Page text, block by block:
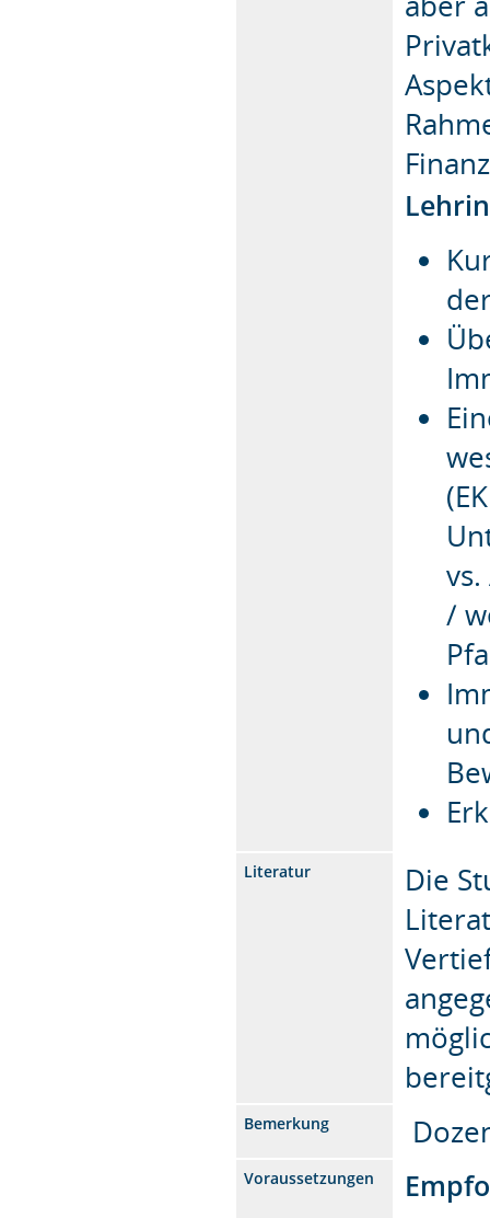
/
Literatur
Die
Bemerkung
Voraussetzungen